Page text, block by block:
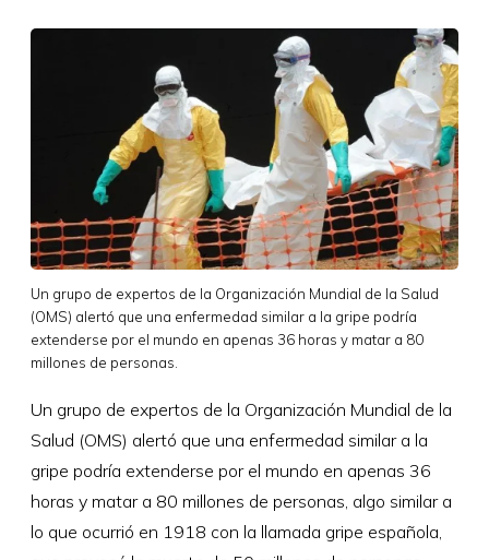
Un grupo de expertos de la Organización Mundial de la Salud
(OMS) alertó que una enfermedad similar a la gripe podría
extenderse por el mundo en apenas 36 horas y matar a 80
millones de personas.
Un grupo de expertos de la Organización Mundial de la
Salud (OMS) alertó que una enfermedad similar a la
gripe podría extenderse por el mundo en apenas 36
horas y matar a 80 millones de personas, algo similar a
lo que ocurrió en 1918 con la llamada gripe española,